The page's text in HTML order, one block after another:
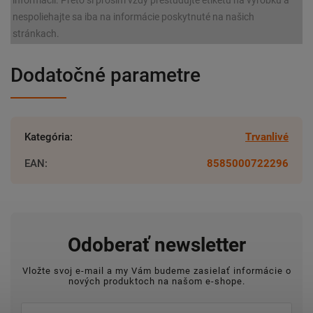
nespoliehajte sa iba na informácie poskytnuté na našich
stránkach.
Dodatočné parametre
Kategória: Trvanlivé
EAN: 8585000722296
Odoberať newsletter
Vložte svoj e-mail a my Vám budeme zasielať informácie o
nových produktoch na našom e-shope.